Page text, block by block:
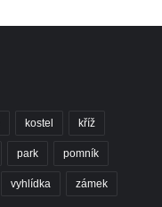
kostel kříž
park pomník
vyhlídka zámek